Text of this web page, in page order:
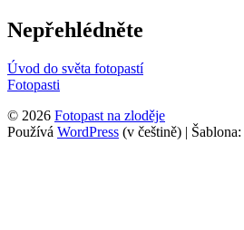
Nepřehlédněte
Úvod do světa fotopastí
Fotopasti
© 2026 Fotopast na zloděje
Používá WordPress (v češtině) | Šablona: